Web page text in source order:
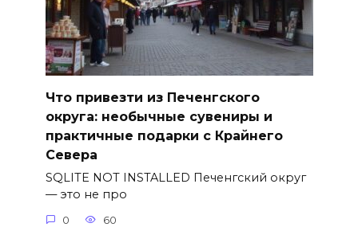
Что привезти из Печенгского
округа: необычные сувениры и
практичные подарки с Крайнего
Севера
SQLITE NOT INSTALLED Печенгский округ
— это не про
0 60